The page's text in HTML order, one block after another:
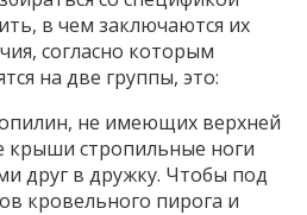
в чем заключаются их
согласно которым
на две группы, это:
не имеющих верхней
стропильные ноги
друг в дружку. Чтобы под
кровельного пирога и